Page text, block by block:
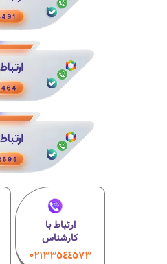
ارتباط با
کارشناس
۰٢١٣٣٥٤٤٥٧٣